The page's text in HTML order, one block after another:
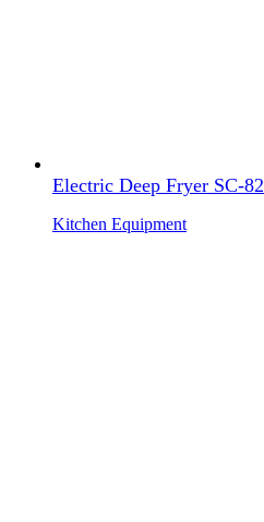
Electric Deep Fryer SC-82
Kitchen Equipment